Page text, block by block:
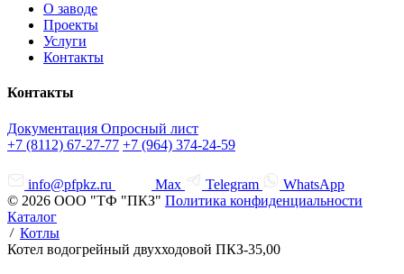
О заводе
Проекты
Услуги
Контакты
Контакты
Документация Опросный лист
+7 (8112) 67-27-77 +7 (964) 374-24-59
info@pfpkz.ru Max Telegram
WhatsApp
© 2026 ООО "ТФ "ПКЗ" Политика конфиденциальности
Каталог
Котлы
Котел водогрейный двухходовой ПКЗ-35,00